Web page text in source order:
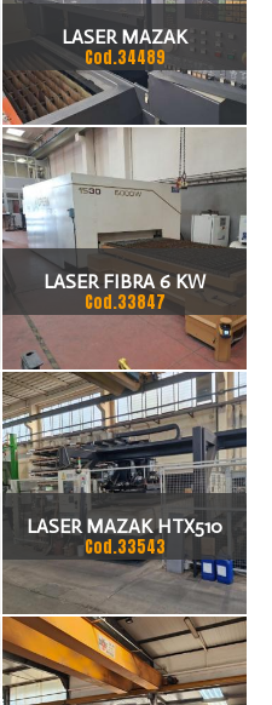
LASER MAZAK
3000X1500MM. 2500W .
2500W
Cod.34489
LASER FIBRA 6 KW
DIMENSIONI BANCO
1500X3000 MARCA OPERA
Cod.33847
LASER MAZAK HTX510
3000X1500 CO2 2500W
Cod.33543